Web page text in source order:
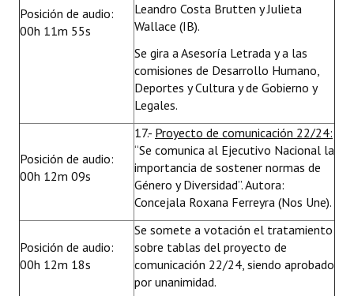
Posición de audio:
00h 11m 55s
Leandro Costa Brutten y Julieta
Wallace (IB).
Se gira a Asesoría Letrada y a las
comisiones de Desarrollo Humano,
Deportes y Cultura y de Gobierno y
Legales.
Posición de audio:
00h 12m 09s
17.- Proyecto de comunicación 22/24:
“Se comunica al Ejecutivo Nacional la
importancia de sostener normas de
Género y Diversidad”. Autora:
Concejala Roxana Ferreyra (Nos Une).
Posición de audio:
00h 12m 18s
Se somete a votación el tratamiento
sobre tablas del proyecto de
comunicación 22/24, siendo aprobado
por unanimidad.